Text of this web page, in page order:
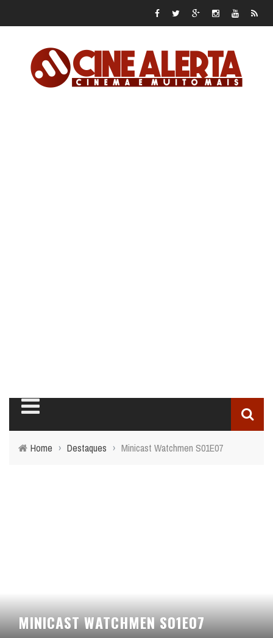
Home › Destaques › Minicast Watchmen S01E07
MINICAST WATCHMEN S01E07